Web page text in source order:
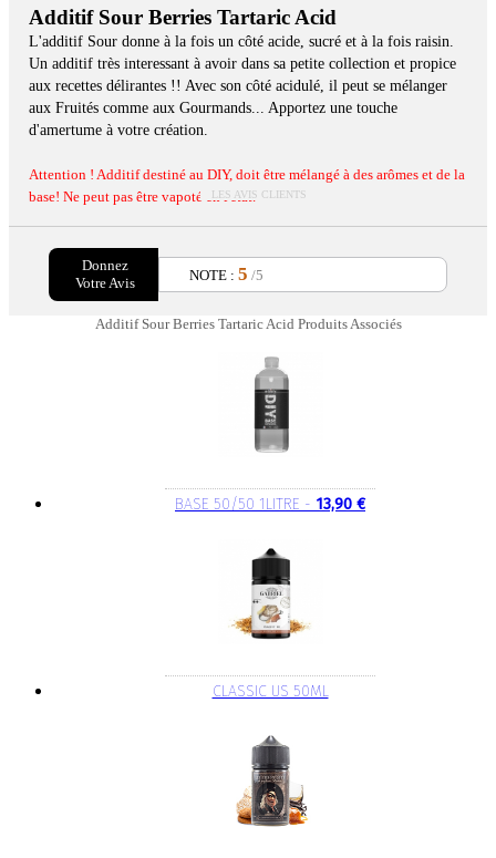
Additif Sour Berries Tartaric Acid
L'additif Sour donne à la fois un côté acide, sucré et à la fois raisin.
Un additif très interessant à avoir dans sa petite collection et propice
aux recettes délirantes !! Avec son côté acidulé, il peut se mélanger
aux Fruités comme aux Gourmands... Apportez une touche
d'amertume à votre création.
Attention ! Additif destiné au DIY, doit être mélangé à des arômes et de la
base! Ne peut pas être vapoté en l'état.LES AVIS CLIENTS
Donnez
Votre Avis
NOTE : 5 /5
Additif Sour Berries Tartaric Acid Produits Associés
BASE 50/50 1LITRE - 13,90 €
CLASSIC US 50ML